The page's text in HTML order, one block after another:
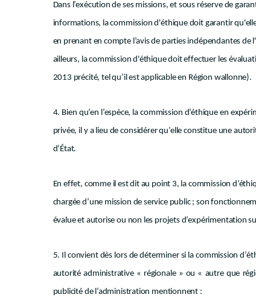
Dans l’exécution de ses missions, et sous réserve de
informations, la commission d'éthique doit garantir
en prenant en compte l’avis de parties indépendantes
ailleurs, la commission d'éthique doit effectuer les
2013 précité, tel qu’il est applicable en Région wallonne).
4. Bien qu’en l’espèce, la commission d’éthique en
privée, il y a lieu de considérer qu’elle constitue une
d’État.
En effet, comme il est dit au point 3, la commission
chargée d’une mission de service public ; son
évalue et autorise ou non les projets d’expérimentation
5. Il convient dès lors de déterminer si la commission
autorité administrative « régionale » ou « autre que
publicité de l’administration mentionnent :